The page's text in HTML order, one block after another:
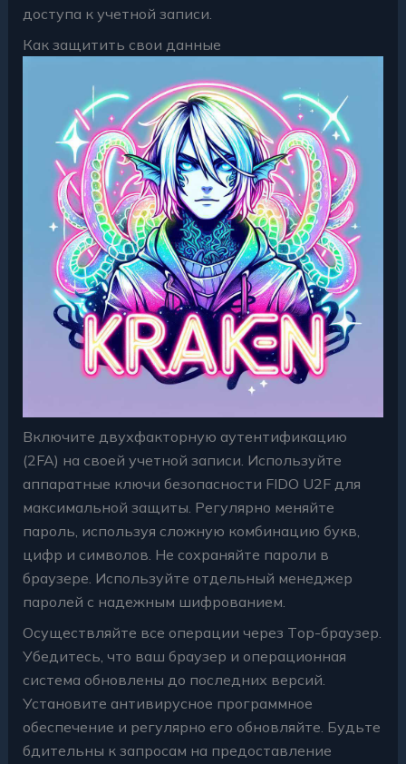
доступа к учетной записи.
Как защитить свои данные
Включите двухфакторную аутентификацию
(2FA) на своей учетной записи. Используйте
аппаратные ключи безопасности FIDO U2F для
максимальной защиты. Регулярно меняйте
пароль, используя сложную комбинацию букв,
цифр и символов. Не сохраняйте пароли в
браузере. Используйте отдельный менеджер
паролей с надежным шифрованием.
Осуществляйте все операции через Tор-браузер.
Убедитесь, что ваш браузер и операционная
система обновлены до последних версий.
Установите антивирусное программное
обеспечение и регулярно его обновляйте. Будьте
бдительны к запросам на предоставление